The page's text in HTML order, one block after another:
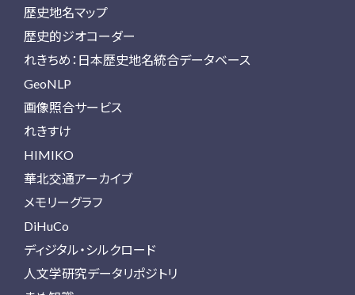
歴史地名マップ
歴史的ジオコーダー
れきちめ：日本歴史地名統合データベース
GeoNLP
画像照合サービス
れきすけ
HIMIKO
華北交通アーカイブ
メモリーグラフ
DiHuCo
ディジタル・シルクロード
人文学研究データリポジトリ